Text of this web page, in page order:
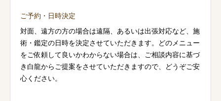
ご予約・日時決定
対面、遠方の方の場合は遠隔、あるいは出張対応など、施
術・鑑定の日時を決定させていただきます。どのメニュー
をご依頼して良いかわからない場合は、ご相談内容に基づ
き白龍からご提案をさせていただきますので、どうぞご安
心ください。